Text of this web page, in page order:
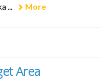
...
More
Area